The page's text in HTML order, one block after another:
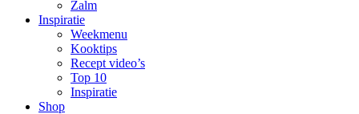
Zalm
Inspiratie
Weekmenu
Kooktips
Recept video’s
Top 10
Inspiratie
Shop